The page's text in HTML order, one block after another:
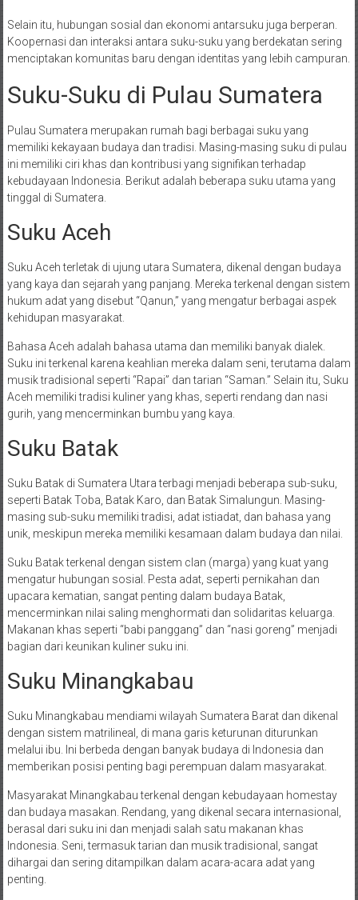
Selain itu, hubungan sosial dan ekonomi antarsuku juga berperan.
Koopernasi dan interaksi antara suku-suku yang berdekatan sering
menciptakan komunitas baru dengan identitas yang lebih campuran.
Suku-Suku di Pulau Sumatera
Pulau Sumatera merupakan rumah bagi berbagai suku yang
memiliki kekayaan budaya dan tradisi. Masing-masing suku di pulau
ini memiliki ciri khas dan kontribusi yang signifikan terhadap
kebudayaan Indonesia. Berikut adalah beberapa suku utama yang
tinggal di Sumatera.
Suku Aceh
Suku Aceh terletak di ujung utara Sumatera, dikenal dengan budaya
yang kaya dan sejarah yang panjang. Mereka terkenal dengan sistem
hukum adat yang disebut “Qanun,” yang mengatur berbagai aspek
kehidupan masyarakat.
Bahasa Aceh adalah bahasa utama dan memiliki banyak dialek.
Suku ini terkenal karena keahlian mereka dalam seni, terutama dalam
musik tradisional seperti “Rapai” dan tarian “Saman.” Selain itu, Suku
Aceh memiliki tradisi kuliner yang khas, seperti rendang dan nasi
gurih, yang mencerminkan bumbu yang kaya.
Suku Batak
Suku Batak di Sumatera Utara terbagi menjadi beberapa sub-suku,
seperti Batak Toba, Batak Karo, dan Batak Simalungun. Masing-
masing sub-suku memiliki tradisi, adat istiadat, dan bahasa yang
unik, meskipun mereka memiliki kesamaan dalam budaya dan nilai.
Suku Batak terkenal dengan sistem clan (marga) yang kuat yang
mengatur hubungan sosial. Pesta adat, seperti pernikahan dan
upacara kematian, sangat penting dalam budaya Batak,
mencerminkan nilai saling menghormati dan solidaritas keluarga.
Makanan khas seperti “babi panggang” dan “nasi goreng” menjadi
bagian dari keunikan kuliner suku ini.
Suku Minangkabau
Suku Minangkabau mendiami wilayah Sumatera Barat dan dikenal
dengan sistem matrilineal, di mana garis keturunan diturunkan
melalui ibu. Ini berbeda dengan banyak budaya di Indonesia dan
memberikan posisi penting bagi perempuan dalam masyarakat.
Masyarakat Minangkabau terkenal dengan kebudayaan homestay
dan budaya masakan. Rendang, yang dikenal secara internasional,
berasal dari suku ini dan menjadi salah satu makanan khas
Indonesia. Seni, termasuk tarian dan musik tradisional, sangat
dihargai dan sering ditampilkan dalam acara-acara adat yang
penting.